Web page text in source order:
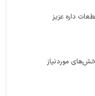
داره عزیز
موردنیاز